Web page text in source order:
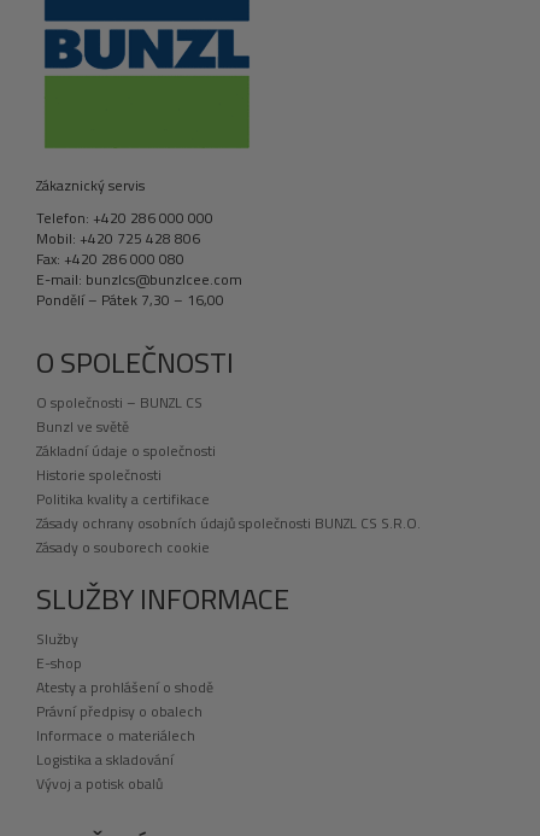
Zákaznický servis
Telefon: +420 286 000 000
Mobil: +420 725 428 806
Fax: +420 286 000 080
E-mail: bunzlcs@bunzlcee.com
Pondělí – Pátek 7,30 – 16,00
O SPOLEČNOSTI
O společnosti – BUNZL CS
Bunzl ve světě
Základní údaje o společnosti
Historie společnosti
Politika kvality a certifikace
Zásady ochrany osobních údajů společnosti BUNZL CS S.R.O.
Zásady o souborech cookie
SLUŽBY INFORMACE
Služby
E-shop
Atesty a prohlášení o shodě
Právní předpisy o obalech
Informace o materiálech
Logistika a skladování
Vývoj a potisk obalů